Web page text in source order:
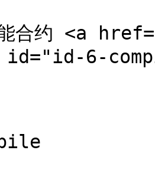
能合约 <a
6-